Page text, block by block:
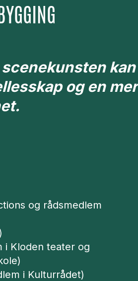
kan
og en mer
og rådsmedlem
i Kloden teater og
i Kulturrådet)